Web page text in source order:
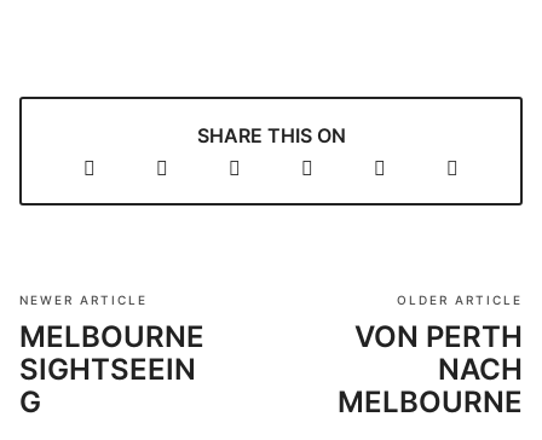
SHARE THIS ON
NEWER ARTICLE
MELBOURNE
SIGHTSEEIN
G
OLDER ARTICLE
VON PERTH
NACH
MELBOURNE